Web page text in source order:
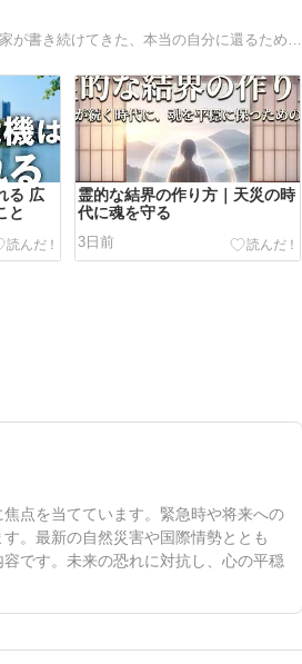
あなたの魂は、どこから来たのか。スターシード、前世、宇宙的な記憶。スピリチュアル作家が書き続けてきた、本当の自分に還るための言葉。明日の見え方が少し変わる、そんなブログ。
る 広
と
霊的な結界の作り方｜天災の時
代に魂を守る
3日前
点を当てています。緊急時や将来への
。最新の自然災害や国際情勢ととも
です。未来の恐れに対抗し、心の平穏